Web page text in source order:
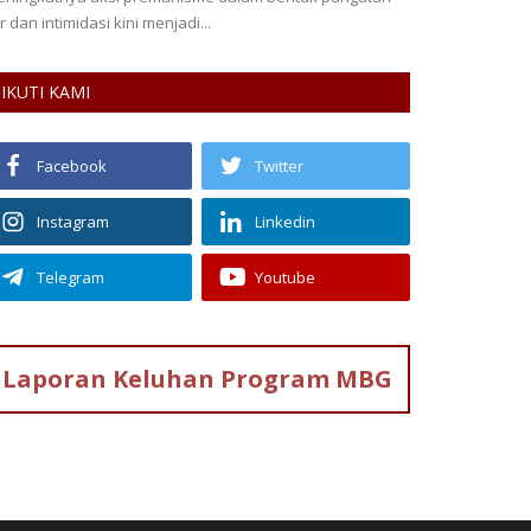
dan intimidasi kini menjadi...
IKUTI KAMI
Facebook Twitter
Instagram Linkedin
Telegram Youtube
Laporan Keluhan Program MBG